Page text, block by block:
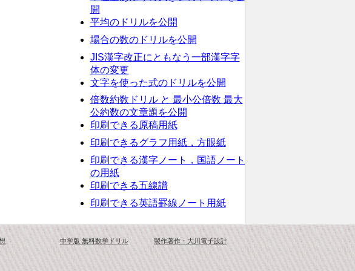
開
平均のドリルを公開
場合の数のドリルを公開
JIS漢字改正にともなう一部漢字字
体の変更
文字を使った式のドリルを公開
倍数約数ドリル と 最小公倍数 最大
公約数の文章題を公開
印刷できる原稿用紙
印刷できるグラフ用紙，方眼紙
印刷できる漢字ノート，国語ノート
の用紙
印刷できる五線譜
印刷できる英語罫線ノート用紙
中学版 無料数学ドリル 製作著作・大川電子設計